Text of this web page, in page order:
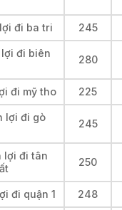
đi ba tri 245
đi biên
280
đi mỹ tho 225
lợi đi gò
245
lợi đi tân
250
đi quận 1 248